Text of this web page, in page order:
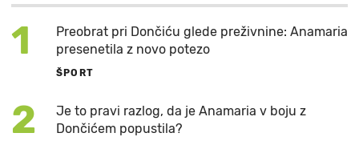
1
Preobrat pri Dončiću glede preživnine: Anamaria
presenetila z novo potezo
ŠPORT
2
Je to pravi razlog, da je Anamaria v boju z
Dončićem popustila?